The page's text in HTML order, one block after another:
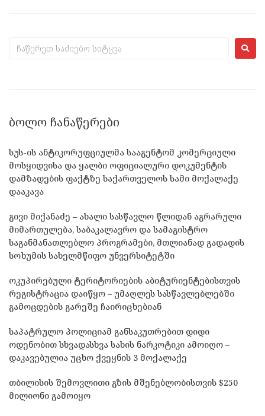
ᲑᲝᲚᲝ ᲩᲐᲜᲐᲬᲔᲠᲔᲑᲘ
სუს-ის ანტიკორუფციულმა სააგენტომ კომერციული
მოსყიდვისა და ყალბი ოფიციალური დოკუმენტის
დამზადების ფაქტზე საქართველოს სამი მოქალაქე
დააკავა
გივი მიქანაძე – ახალი სასწავლო წლიდან აგრარული
მიმართულება, საბაკალავრო და სამაგისტრო
საგანმანათლებლო პროგრამები, მთლიანად გადადის
სოხუმის სახელმწიფო უნვერსიტეტში
ოკუპირებული ტერიტორიების აბიტურიენტებისთვის
რეგისტრაცია დაიწყო – უმაღლეს სასწავლებლებში
გამოცდების გარეშე ჩაირიცხებიან
საპატრულო პოლიციამ განსაკუთრებით დიდი
ოდენობით სხვადასხვა სახის ნარკოტიკი ამოიღო –
დაკავებულია უცხო ქვეყნის 3 მოქალაქე
თბილისის შემოვლითი გზის მშენებლობისთვის $250
მილიონი გამოიყო